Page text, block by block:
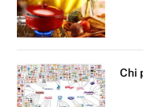
Chi